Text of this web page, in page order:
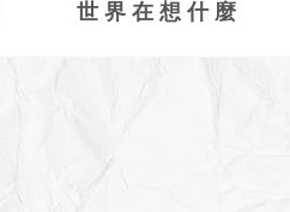
世界在想什麼